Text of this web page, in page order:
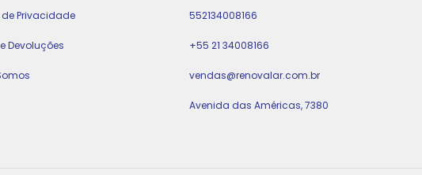
Privacidade
Devoluções
552134008166
+55 21 34008166
vendas@renovalar.com.br
Avenida das Américas, 7380